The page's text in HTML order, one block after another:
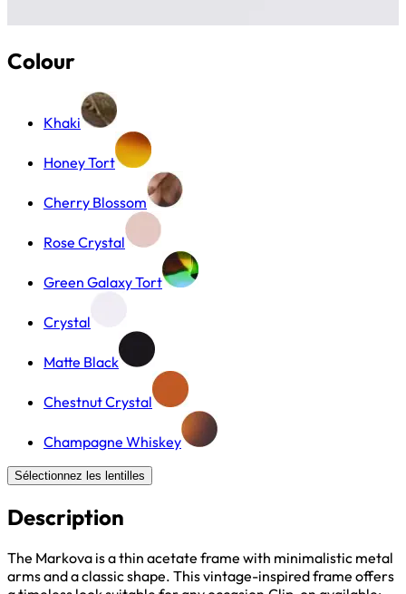
Colour
Khaki
Honey Tort
Cherry Blossom
Rose Crystal
Green Galaxy Tort
Crystal
Matte Black
Chestnut Crystal
Champagne Whiskey
Sélectionnez les lentilles
Description
The Markova is a thin acetate frame with minimalistic metal
arms and a classic shape. This vintage-inspired frame offers